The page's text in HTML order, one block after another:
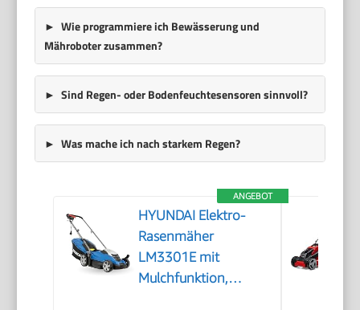
Wie programmiere ich Bewässerung und
Mähroboter zusammen?
Sind Regen- oder Bodenfeuchtesensoren sinnvoll?
Was mache ich nach starkem Regen?
ANGEBOT
HYUNDAI Elektro-
Rasenmäher
LM3301E mit
Mulchfunktion,